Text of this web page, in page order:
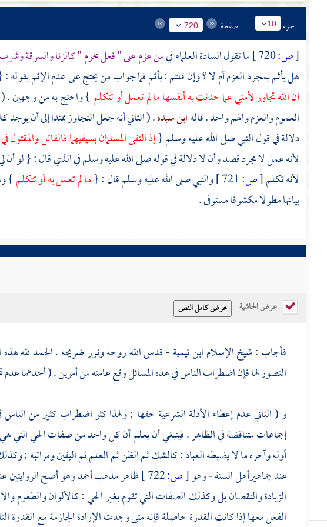
جزء 10 صفحة 720
[ص:720 ] ما تقول السادة العلماء فيمن عزم على " فعل محرم " كالزنا والسرقة
هل يأثم بمجرد العزم أم لا ؟ وإن قلتم : يأثم فما جواب من يحتج على عدم الإثم بقوله
إن الله تجاوز لأمتي عما حدثت به أنفسها ما لم تعمل أو تتكلم} واحتج به من وجهين . (
العموم والعزم والهم واحد . قالهابن سيده. ( الثاني أنه جعل التجاوز ممتدا إلى أن
دلالة في قول النبي صلى الله عليه وسلم {إذ التقى المسلمان بسيفيهما فالقاتل والمقتول
لأنه عمل لا مجرد قصد وأن لا دلالة في قوله صلى الله عليه وسلم في الذي قال : { لو
لأنه تكلم[ص: والنبي صلى الله عليه وسلم قال : {ما لم تعمل به أو تتكلم}
بيانها مطولا مكشوفا مستوفى .
عرض الحاشية
فأجاب : شيخ الإسلامابن تيمية- قدس الله روحه ونور ضريحه . الحمد لله هذه
التصور لها فإن اضطراب الناس في هذه المسائل وقع عامته من أمرين . ( أحدهما
و ( الثاني عدم إعطاء الأدلة الشرعية حقها ; ولهذا كثر اضطراب كثير من
إجماعات متناقضة في الظاهر . فينبغي أن يعلم أن كل واحد من صفات الحي التي هي
أوله وآخره ما لا يضبطه العباد : كالشك ثم الظن ثم العلم ثم اليقين ومراتبه ;
عند جماهيرأهل السنة- وهو[ص: ظاهر مذهبأحمدوهو أصح الروايتين
الزيادة والنقصان بل وكذلك الصفات التي تقوم بغير الحي : كالألوان والطعوم
الفعل معها إذا كانت القدرة حاصلة فإنه متى وجدت الإرادة الجازمة مع القدرة